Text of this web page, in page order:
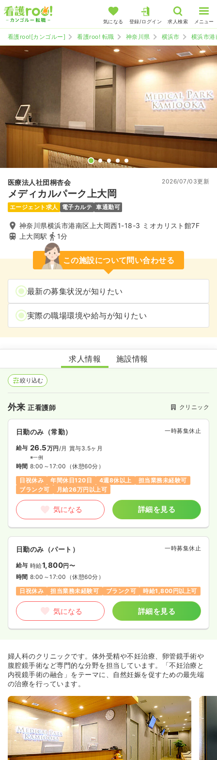
気になる 登録/ログイン 求人検索 メニュー
看護roo![カンゴルー] 看護roo! 転職 神奈川県 横浜市 横浜市港
医療法人社団桐杏会
メディカルパーク上大岡
2026/07/03更新
エージェント求人 電子カルテ 車通勤可
神奈川県横浜市港南区上大岡西1-18-3 ミオカリスト館7F
上大岡駅
1分
この施設について問い合わせる
最新の募集状況が知りたい
実際の職場環境や給与が知りたい
メディカルパーク上大岡
求人情報 施設情報
絞り込む
外来正看護師 クリニック
日勤のみ（常勤） 一時募集休止
給与 26.5万円/月 賞与3.5ヶ月
※一例
時間 8:00～17:00 （休憩60分）
日祝休み
年間休日120日 4週8休以上
担当業務未経験可
ブランク可
月給26万円以上可
気になる 詳細を見る
日勤のみ（パート） 一時募集休止
給与 時給1,800円〜
時間 8:00～17:00 （休憩60分）
日祝休み
担当業務未経験可 ブランク可 時給1,800円以上可
気になる 詳細を見る
婦人科のクリニックです。体外受精や不妊治療、卵管鏡手術や
腹腔鏡手術など専門的な分野を担当しています。「不妊治療と
内視鏡手術の融合」をテーマに、自然妊娠を促すための最先端
の治療を行っています。